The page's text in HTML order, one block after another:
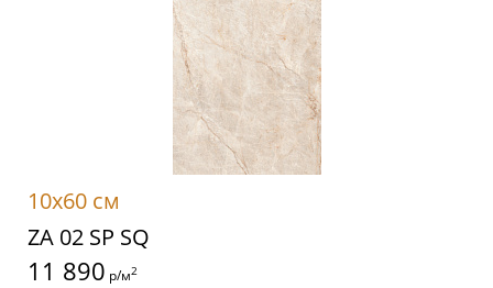
10x60 см
ZA 02 SP SQ
11 890 р/м2